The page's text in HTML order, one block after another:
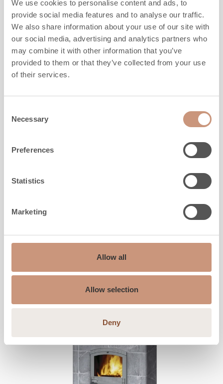
We use cookies to personalise content and ads, to
provide social media features and to analyse our traffic.
We also share information about your use of our site with
our social media, advertising and analytics partners who
may combine it with other information that you’ve
provided to them or that they’ve collected from your use
of their services.
Selection
Necessary
Preferences
Statistics
Marketing
Allow all
Allow selection
Deny
TTU2700/75 XL
Hauteur 2130
mm
Profondeur
750mm
2890kg
130m2
DÉCOUVREZ